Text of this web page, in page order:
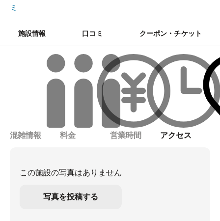
ミ
施設情報 口コミ クーポン・チケット
混雑情報 料金 営業時間 アクセス
この施設の写真はありません
写真を投稿する